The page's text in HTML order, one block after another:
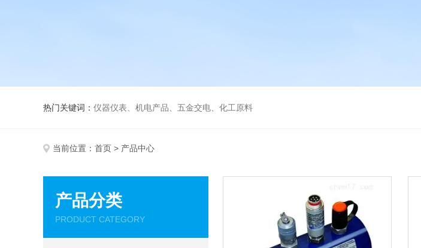
热门关键词： 仪器仪表、机电产品、五金交电、化工原料
当前位置： 首页 > 产品中心
产品分类
PRODUCT CATEGORY